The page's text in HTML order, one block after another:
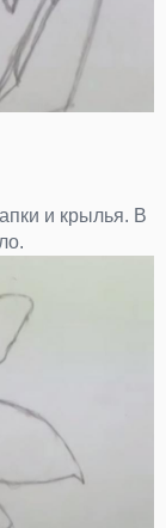
и крылья. В